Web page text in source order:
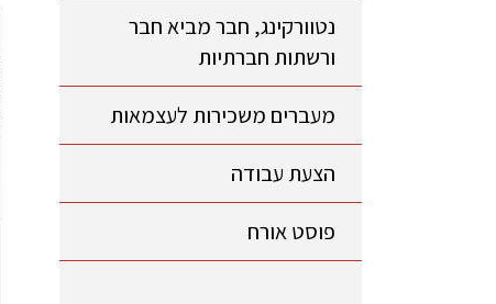
נטוורקינג, חבר מביא חבר
ורשתות חברתיות
מעברים משכירות לעצמאות
הצעת עבודה
פוסט אורח